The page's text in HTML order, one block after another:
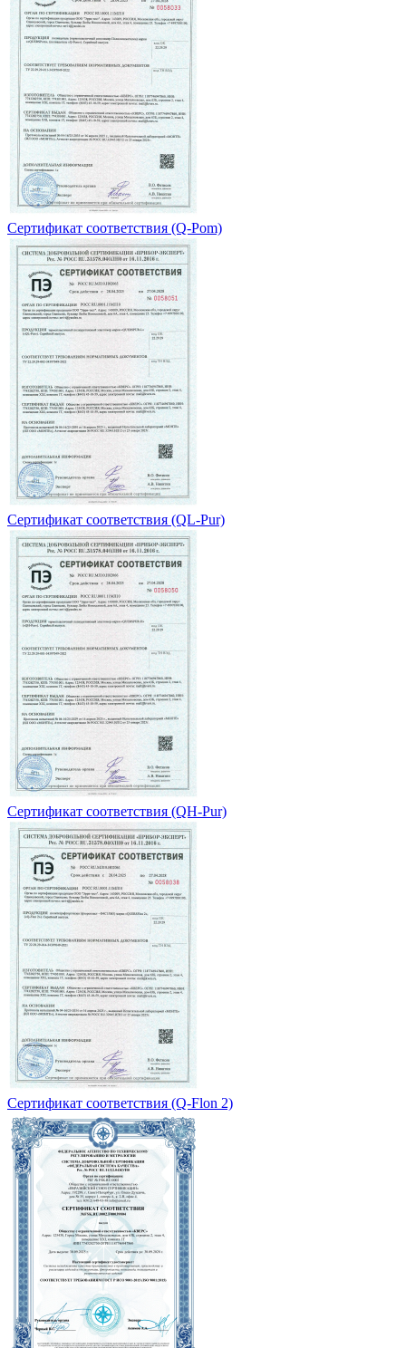
Сертификат соответствия (Q-Pom)
Сертификат соответствия (QL-Pur)
Сертификат соответствия (QH-Pur)
Сертификат соответствия (Q-Flon 2)